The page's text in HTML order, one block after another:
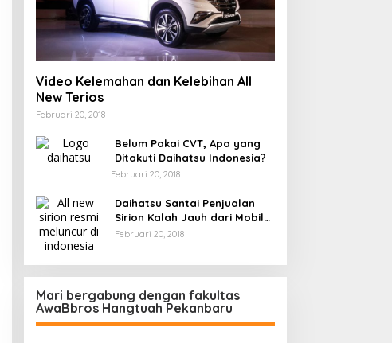
Video Kelemahan dan Kelebihan All
New Terios
Februari 20, 2018
Belum Pakai CVT, Apa yang
Ditakuti Daihatsu Indonesia?
Februari 20, 2018
Daihatsu Santai Penjualan
Sirion Kalah Jauh dari Mobil
LCGC
Februari 20, 2018
Mari bergabung dengan fakultas
AwaBbros Hangtuah Pekanbaru